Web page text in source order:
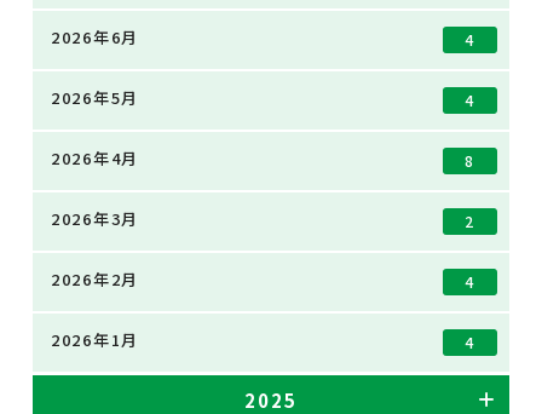
2026年6月 4
2026年5月 4
2026年4月 8
2026年3月 2
2026年2月 4
2026年1月 4
2025